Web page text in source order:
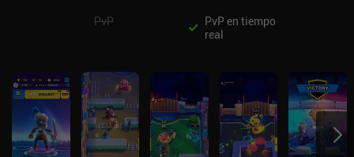
PvP
PvP en tiempo
real